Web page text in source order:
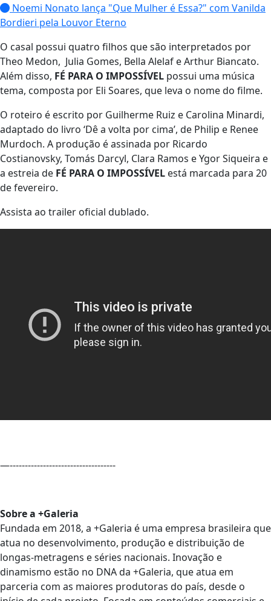
Noemi Nonato lança "Que Mulher é Essa?" com Vanilda
Bordieri pela Louvor Eterno
O casal possui quatro filhos que são interpretados por
Theo Medon, Julia Gomes, Bella Alelaf e Arthur Biancato.
Além disso, FÉ PARA O IMPOSSÍVEL possui uma música
tema, composta por Eli Soares, que leva o nome do filme.
O roteiro é escrito por Guilherme Ruiz e Carolina Minardi,
adaptado do livro ‘Dê a volta por cima’, de Philip e Renee
Murdoch. A produção é assinada por Ricardo
Costianovsky, Tomás Darcyl, Clara Ramos e Ygor Siqueira e
a estreia de FÉ PARA O IMPOSSÍVEL está marcada para 20
de fevereiro.
Assista ao trailer oficial dublado.
—-----------------------------------
Sobre a +Galeria
Fundada em 2018, a +Galeria é uma empresa brasileira que
atua no desenvolvimento, produção e distribuição de
longas-metragens e séries nacionais. Inovação e
dinamismo estão no DNA da +Galeria, que atua em
parceria com as maiores produtoras do país, desde o